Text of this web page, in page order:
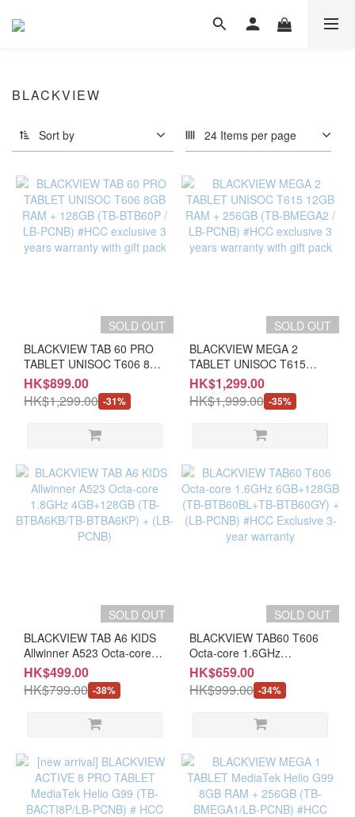
BLACKVIEW
Sort by 24 Items per page
SOLD OUT
BLACKVIEW TAB 60 PRO
TABLET UNISOC T606 8GB
RAM + 128GB (TB-BTB60P
/ LB-PCNB) #HCC exclusive
3 years warranty with gift
HK$899.00
HK$1,299.00 -31%
SOLD OUT
BLACKVIEW MEGA 2
TABLET UNISOC T615
12GB RAM + 256GB (TB-
BMEGA2 / LB-PCNB) #HCC
exclusive 3 years warranty
HK$1,299.00
HK$1,999.00 -35%
SOLD OUT
BLACKVIEW TAB A6 KIDS
Allwinner A523 Octa-core
1.8GHz 4GB+128GB (TB-
BTBA6KB/TB-BTBA6KP) +
(LB-PCNB)
HK$499.00
HK$799.00 -38%
SOLD OUT
BLACKVIEW TAB60 T606
Octa-core 1.6GHz
6GB+128GB (TB-
BTB60BL+TB-BTB60GY) +
(LB-PCNB) #HCC Exclusive
HK$659.00
HK$999.00 -34%